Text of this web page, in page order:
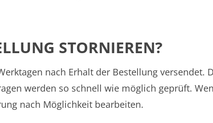
STORNIEREN?
nach Erhalt der Bestellung versendet.
werden so schnell wie möglich geprüft.
nach Möglichkeit bearbeiten.